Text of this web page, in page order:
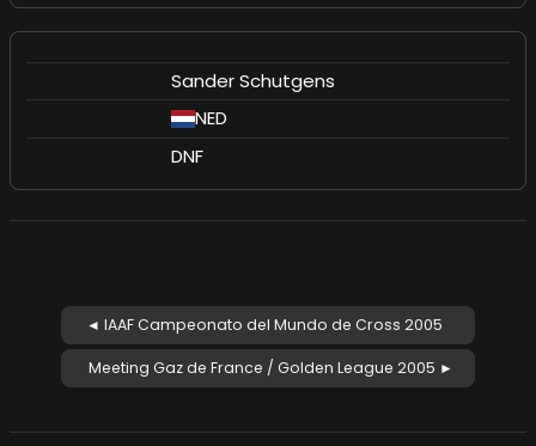
Sander Schutgens
NED
DNF
◄ IAAF Campeonato del Mundo de Cross 2005
Meeting Gaz de France / Golden League 2005 ►